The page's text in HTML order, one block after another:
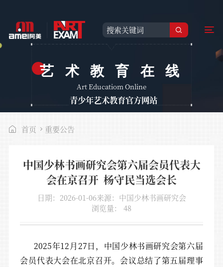
艺术教育在线
Art Educatiom Online
青少年艺术教育官方网站
首页 重要公告
中国少林书画研究会第六届会员代表大
会在京召开 杨守民当选会长
日期：2026-01-06来源：中国少林书画研究会
浏览量： 48
2025年12月27日，中国少林书画研究会第六届
会员代表大会在北京召开。会议总结了第五届理事